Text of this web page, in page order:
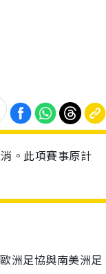
。此項賽事原計
洲足協與南美洲足